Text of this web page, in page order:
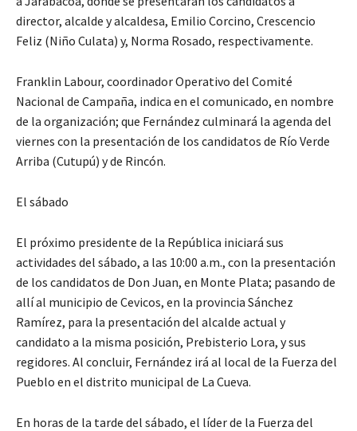
director, alcalde y alcaldesa, Emilio Corcino, Crescencio
Feliz (Niño Culata) y, Norma Rosado, respectivamente.
Franklin Labour, coordinador Operativo del Comité
Nacional de Campaña, indica en el comunicado, en nombre
de la organización; que Fernández culminará la agenda del
viernes con la presentación de los candidatos de Río Verde
Arriba (Cutupú) y de Rincón.
El sábado
El próximo presidente de la República iniciará sus
actividades del sábado, a las 10:00 a.m., con la presentación
de los candidatos de Don Juan, en Monte Plata; pasando de
allí al municipio de Cevicos, en la provincia Sánchez
Ramírez, para la presentación del alcalde actual y
candidato a la misma posición, Prebisterio Lora, y sus
regidores. Al concluir, Fernández irá al local de la Fuerza del
Pueblo en el distrito municipal de La Cueva.
En horas de la tarde del sábado, el líder de la Fuerza del